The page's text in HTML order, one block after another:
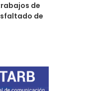
de
de